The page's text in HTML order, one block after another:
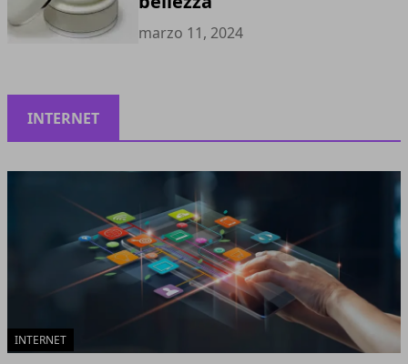
marzo 11, 2024
INTERNET
INTERNET